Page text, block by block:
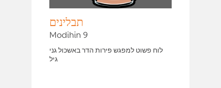
תבלינים
Modihin 9
לוח פשוט למפגש פירות הדר באשכול גני
גיל